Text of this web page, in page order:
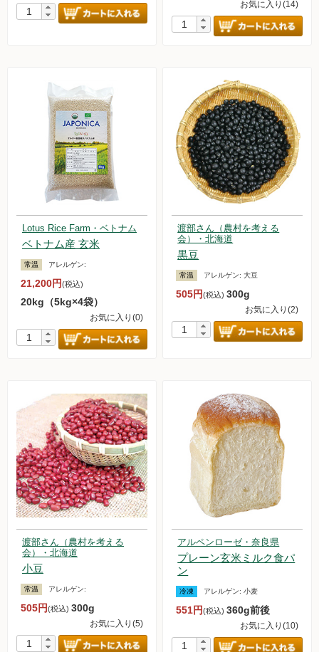
お気に入り(14)
Lotus Rice Farm・ベトナム
ベトナム産 玄米
常温 アレルゲン:
21,200円(税込)
20kg（5kg×4袋）
お気に入り(0)
渡部さん（農村を考える
会）・北海道
黒豆
常温 アレルゲン:大豆
505円(税込)300g
お気に入り(2)
渡部さん（農村を考える
会）・北海道
小豆
常温 アレルゲン:
505円(税込) 300g
お気に入り(5)
アルペンローゼ・奈良県
プレーン玄米ミルク食パ
ン
冷凍 アレルゲン:小麦
551円(税込)360g前後
お気に入り(10)